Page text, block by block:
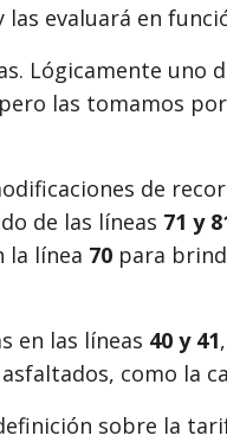
evaluará en
Lógicamente uno
las tomamos
de
de las líneas 71 y
la línea 70para
en las líneas 40 y 41
como la
sobre la